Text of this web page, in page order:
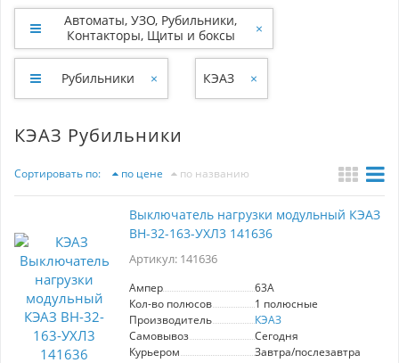
Автоматы, УЗО, Рубильники,
Контакторы, Щиты и боксы
×
Рубильники × КЭАЗ ×
КЭАЗ Рубильники
Сортировать по: по цене по названию
Выключатель нагрузки модульный КЭАЗ
ВН-32-163-УХЛ3 141636
Артикул: 141636
Ампер
63A
Кол-во полюсов
1 полюсные
Производитель
КЭАЗ
Самовывоз
Сегодня
Курьером
Завтра/послезавтра